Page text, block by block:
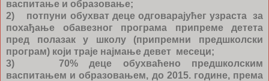
васпитање и образовање;
2) потпуни обухват деце одговарајућег узраста за
похађање обавезног програма припреме детета
пред полазак у школу (припремни предшколски
програм) који траје најмање девет месеци;
3) 70% деце обухваћено предшколским
васпитањем и образовањем, до 2015. године, према